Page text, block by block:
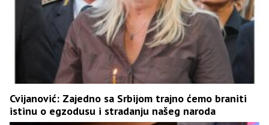
Cvijanović: Zajedno sa Srbijom trajno ćemo braniti
istinu o egzodusu i stradanju našeg naroda